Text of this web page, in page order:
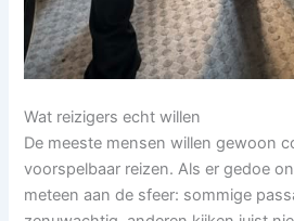
Wat reizigers echt willen
De meeste mensen willen gewoon
voorspelbaar reizen. Als er gedoe
meteen aan de sfeer: sommige